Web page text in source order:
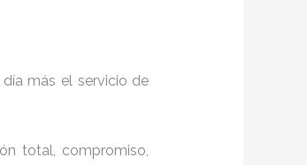
más el servicio de
total, compromiso,